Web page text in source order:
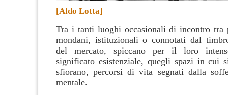
[Aldo Lotta]
Tra i tanti luoghi occasionali di incontro tra
mondani, istituzionali o connotati dal
del mercato, spiccano per il loro
significato esistenziale, quegli spazi in cui
sfiorano, percorsi di vita segnati dalla
mentale.